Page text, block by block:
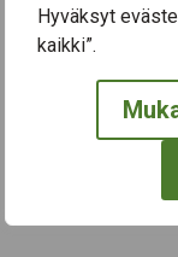
Hyväksyt
kaikki”.